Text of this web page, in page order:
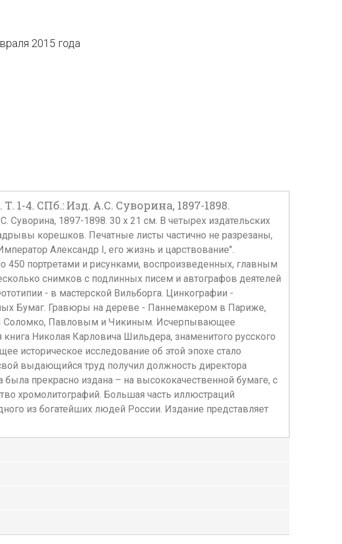
2015 года
4. СПб.: Изд. А.С. Суворина, 1897-1898.
1897-1898. 30 х 21 см. В четырех издательских
корешков. Печатные листы частично не разрезаны,
Александр I, его жизнь и царствование".
450 портретами и рисунками, воспроизведенных, главным
снимков с подлинных писем и автографов деятелей
- в мастерской Вильборга. Цинкографии -
Бумаг. Гравюры на дереве - Паннемакером в Париже,
Соломко, Павловым и Чикиным. Исчерпывающее
Николая Карловича Шильдера, знаменитого русского
историческое исследование об этой эпохе стало
выдающийся труд получил должность директора
прекрасно издана – на высококачественной бумаге, с
хромолитографий. Большая часть иллюстраций
из богатейших людей России. Издание представляет